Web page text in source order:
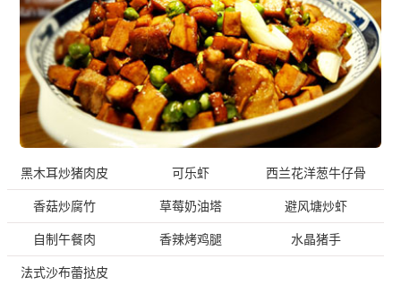
黑木耳炒猪肉皮 可乐虾 西兰花洋葱牛仔骨
香菇炒腐竹 草莓奶油塔 避风塘炒虾
自制午餐肉 香辣烤鸡腿 水晶猪手
法式沙布蕾挞皮